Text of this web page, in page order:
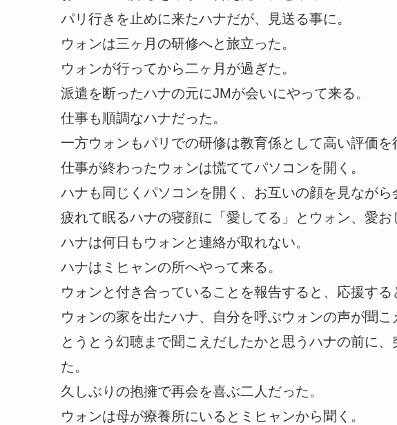
パリ行きを止めに来たハナだが、見送る事に。
ウォンは三ヶ月の研修へと旅立った。
ウォンが行ってから二ヶ月が過ぎた。
派遣を断ったハナの元にJMが会いにやって来る。
仕事も順調なハナだった。
一方ウォンもパリでの研修は教育係として高い評価を
仕事が終わったウォンは慌ててパソコンを開く。
ハナも同じくパソコンを開く、お互いの顔を見ながら
疲れて眠るハナの寝顔に「愛してる」とウォン、愛お
ハナは何日もウォンと連絡が取れない。
ハナはミヒャンの所へやって来る。
ウォンと付き合っていることを報告すると、応援する
ウォンの家を出たハナ、自分を呼ぶウォンの声が聞こ
とうとう幻聴まで聞こえだしたかと思うハナの前に
た。
久しぶりの抱擁で再会を喜ぶ二人だった。
ウォンは母が療養所にいるとミヒャンから聞く。